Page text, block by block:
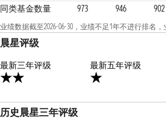
同类基金数量
973 946 902
业绩数据截至2026-06-30，业绩不足1年不进行排名
晨星评级
最新三年评级 最新五年评级
历史晨星三年评级